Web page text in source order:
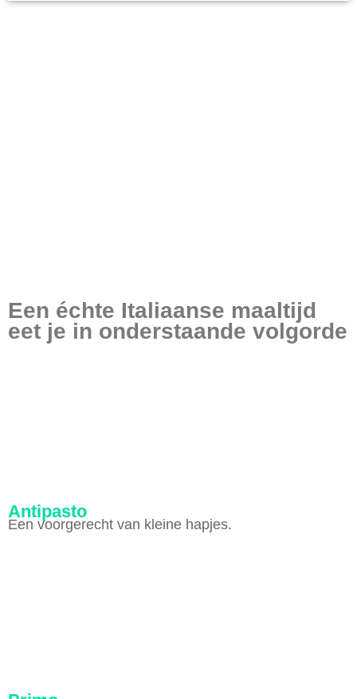
Een échte Italiaanse maaltijd
eet je in onderstaande volgorde
Antipasto
Een voorgerecht van kleine hapjes.